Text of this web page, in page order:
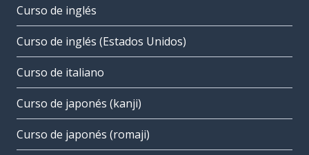
Curso de inglés
Curso de inglés (Estados Unidos)
Curso de italiano
Curso de japonés (kanji)
Curso de japonés (romaji)